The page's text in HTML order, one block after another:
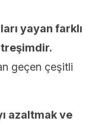
yayan farklı
geçen çeşitli
azaltmak ve